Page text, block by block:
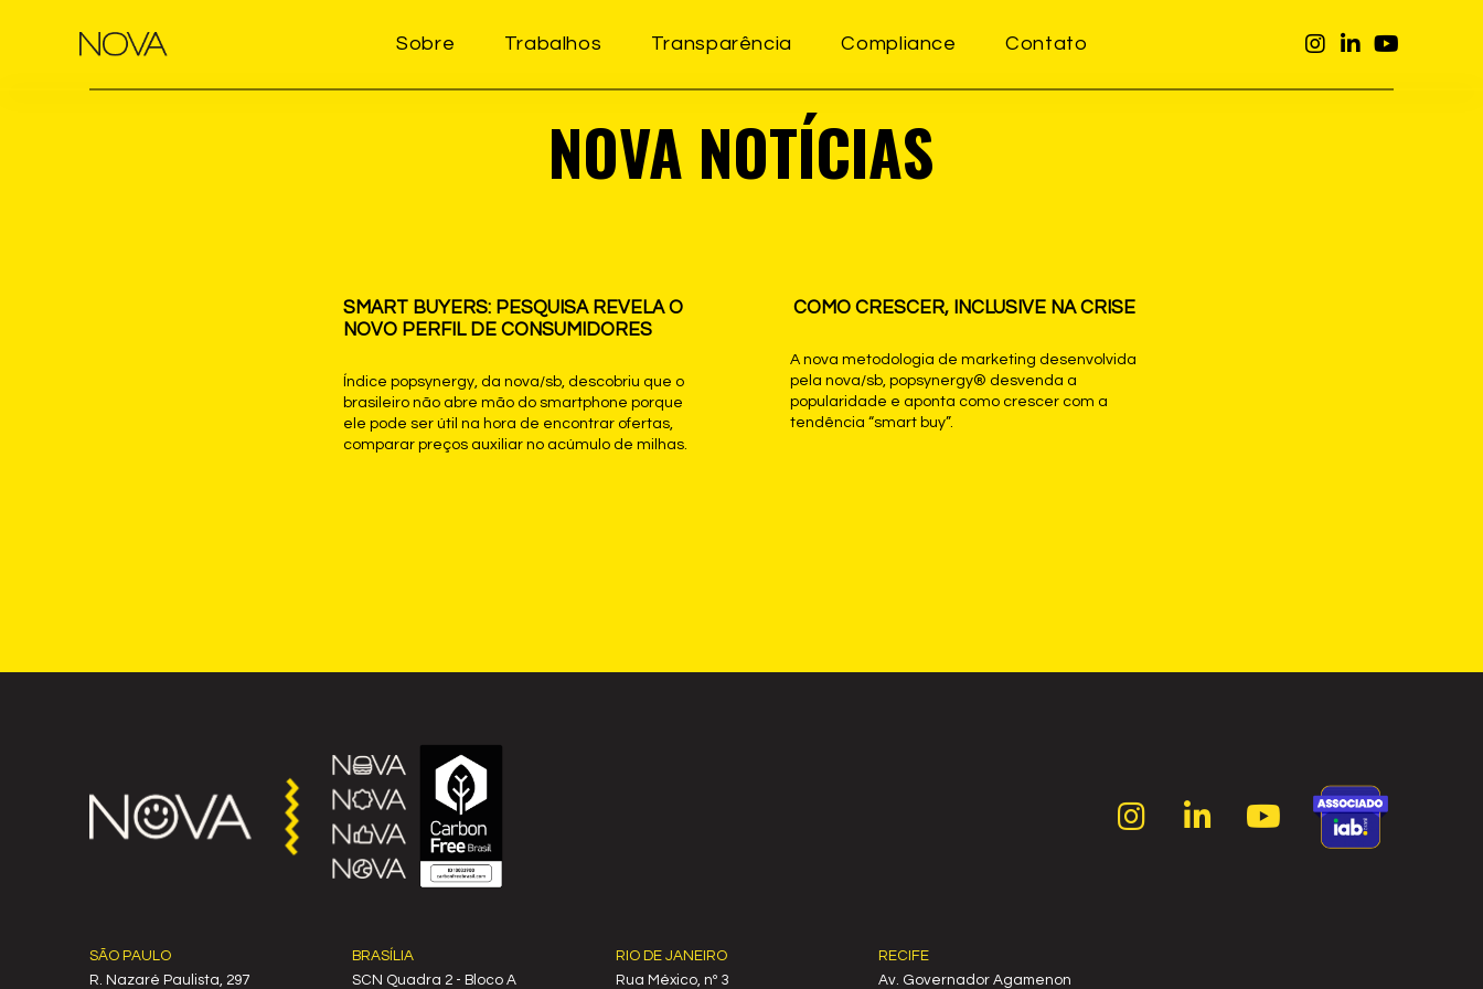
Sobre Trabalhos Transparência Compliance Contato
NOVA NOTÍCIAS
SMART BUYERS: PESQUISA REVELA O
NOVO PERFIL DE CONSUMIDORES
Índice popsynergy, da nova/sb, descobriu que o
brasileiro não abre mão do smartphone porque
ele pode ser útil na hora de encontrar ofertas,
comparar preços auxiliar no acúmulo de milhas.
COMO CRESCER, INCLUSIVE NA CRISE
A nova metodologia de marketing desenvolvida
pela nova/sb, popsynergy® desvenda a
popularidade e aponta como crescer com a
tendência “smart buy”.
SÃO PAULO
R. Nazaré Paulista, 297
BRASÍLIA
SCN Quadra 2 - Bloco A
RIO DE JANEIRO
Rua México, nº 3
RECIFE
Av. Governador Agamenon